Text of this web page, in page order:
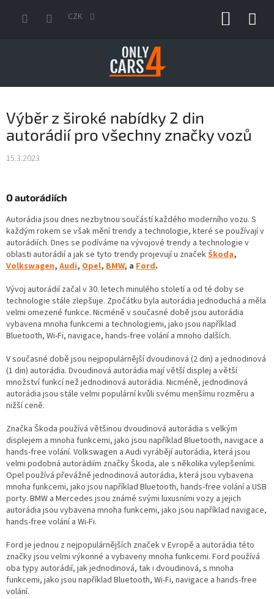
CZK
Výběr z široké nabídky 2 din
autorádií pro všechny značky vozů
15.3.2023
O autorádiích
Autorádia jsou dnes nezbytnou součástí každého moderního vozu. S
každým rokem se však mění trendy a technologie, které se používají v
autorádiích. Dnes se podíváme na vývojové trendy a technologie v
oblasti autorádií a jak se tyto trendy projevují u značekŠkoda,
Volkswagen, Audi, Opel, BMW, a Ford.
Vývoj autorádií začal v 30. letech minulého století a od té doby se
technologie stále zlepšuje. Zpočátku byla autorádia jednoduchá a měla
velmi omezené funkce. Nicméně v současné době jsou autorádia
vybavena mnoha funkcemi a technologiemi, jako jsou například
Bluetooth, Wi-Fi, navigace, hands-free volání a mnoho dalších.
V současné době jsou nejpopulárnější dvoudinová (2 din) a jednodinová
(1 din) autorádia. Dvoudinová autorádia mají větší displej a větší
množství funkcí než jednodinová autorádia. Nicméně, jednodinová
autorádia jsou stále velmi populární kvůli svému menšímu rozměru a
nižší ceně.
Značka Škoda používá většinou dvoudinová autorádia s velkým
displejem a mnoha funkcemi, jako jsou například Bluetooth, navigace a
hands-free volání. Volkswagen a Audi vyrábějí autorádia, která jsou
velmi podobná autorádiím značky Škoda, ale s několika vylepšeními.
Opel používá převážně jednodinová autorádia, která jsou vybavena
mnoha funkcemi, jako jsou například Bluetooth, hands-free volání a USB
porty. BMW a Mercedes jsou známé svými luxusními vozy a jejich
autorádia jsou vybavena mnoha funkcemi, jako jsou například navigace,
hands-free volání a Wi-Fi.
Ford je jednou z nejpopulárnějších značek v Evropě a autorádia této
značky jsou velmi výkonné a vybaveny mnoha funkcemi. Ford používá
oba typy autorádií, jak jednodinová, tak i dvoudinová, s mnoha
funkcemi, jako jsou například Bluetooth, Wi-Fi, navigace a hands-free
volání.